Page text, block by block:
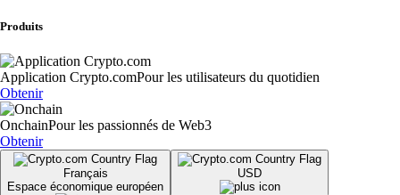
Produits
Application Crypto.comPour les utilisateurs du quotidien
Obtenir
OnchainPour les passionnés de Web3
Obtenir
Français
Espace économique européen
USD